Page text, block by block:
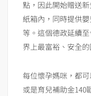
點，因此開始贈送
紙箱內，同時提供
等。這個德政延續
界上最富裕、安全的
每位懷孕媽咪，都
或是育兒補助金140